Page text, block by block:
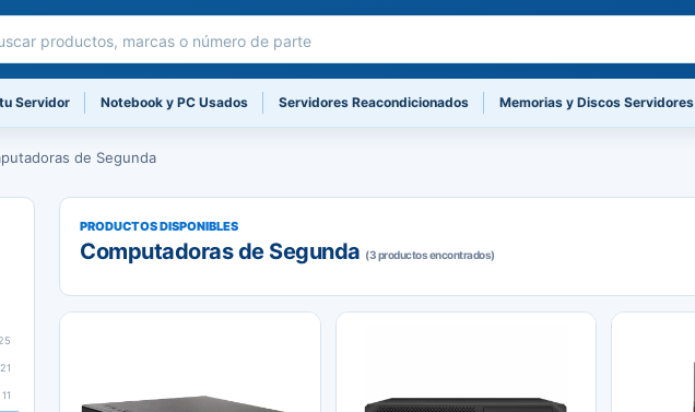
productos
Servidor Notebook y PC Usados Servidores Reacondicionados Memorias y Discos Servidores
de Segunda
25
21
11
PRODUCTOS DISPONIBLES
Computadoras de Segunda (3 productos encontrados)